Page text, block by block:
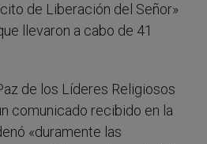
de Liberación del Señor»
llevaron a cabo de 41
de los Líderes Religiosos
comunicado recibido en la
«duramente las